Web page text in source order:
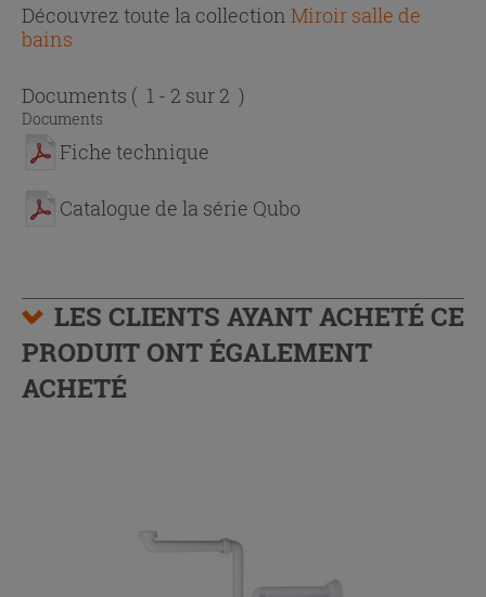
Découvrez toute la collection Miroir salle de
bains
Documents ( 1 - 2 sur 2 )
Documents
Fiche technique
Catalogue de la série Qubo
LES CLIENTS AYANT ACHETÉ CE
PRODUIT ONT ÉGALEMENT
ACHETÉ